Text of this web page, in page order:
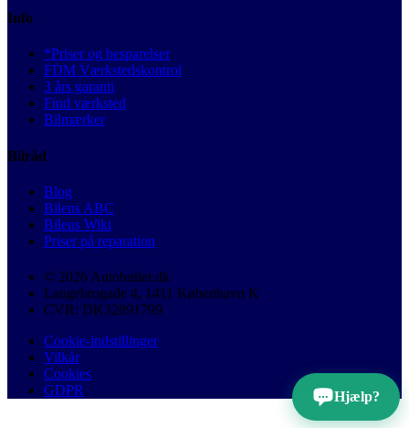
Info
*Priser og besparelser
FDM Værkstedskontrol
3 års garanti
Find værksted
Bilmærker
Bilråd
Blog
Bilens ABC
Bilens Wiki
Priser på reparation
© 2026 Autobutler.dk
Langebrogade 4, 1411 København K
CVR: DK32891799
Cookie-indstillinger
Vilkår
Cookies
GDPR
Hjælp?